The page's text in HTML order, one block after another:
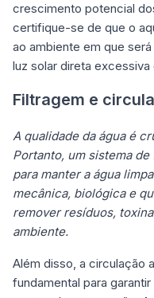
crescimento potencial
certifique-se de que o
ao ambiente em que
luz solar direta
Filtragem e
A qualidade da água é
Portanto, um sistema
para manter a água
mecânica, biológica e
remover resíduos,
ambiente.
Além disso, a circulação
fundamental para